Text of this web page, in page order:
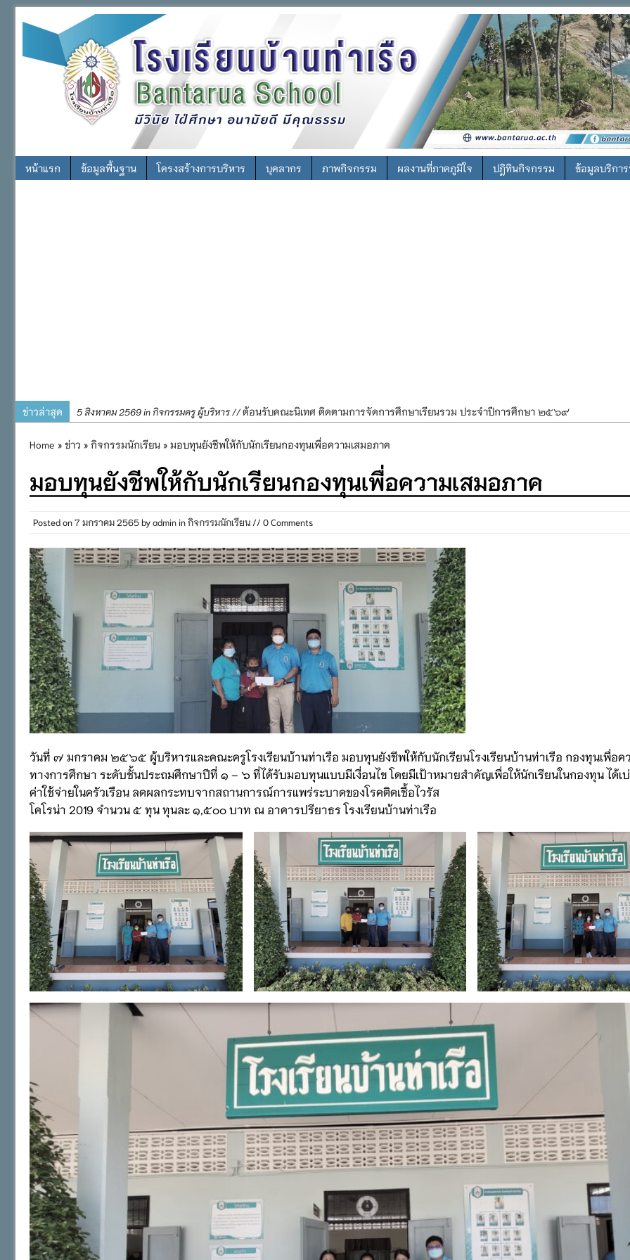
หน้าแรก ข้อมูลพื้นฐาน โครงสร้างการบริหาร บุคลากร ภาพกิจกรรม ผลงานที่ภาคภูมิใจ ปฎิทินกิจกรรม ข้อมูลบริกา
ข่าวล่าสุด 5 สิงหาคม 2569 in กิจกรรมครู ผู้บริหาร //ต้อนรับคณะนิเทศ ติดตามการจัดการศึกษาเรียนรวม ประจำปีการศึกษา ๒๕๖๙
31 กรกฎาคม 2569 in กิจกรรมครู ผู้บริหาร //
พิธีถวายเครื่องราชสักการะ วางพานพุ่ม และจุดเทียนถวายพระพรชัยมงคล เนื่องในโอกา
๒๕๖๙
31 กรกฎาคม 2569 in กิจกรรมนักเรียน //กิจกรรมถวายเทียนพรรษา สืบสานพระพุทธศาสนา เนื่องในวันอาสาฬหบูชาและวันเข้าพรรษา
31 กรกฎาคม 2569 in กิจกรรมนักเรียน //กิจกรรม SAFETY FOR KIDS เสริมสร้างวินัยและความปลอดภัยในการใช้รถใช้ถนน
Home » ข่าว » กิจกรรมนักเรียน » มอบทุนยังชีพให้กับนักเรียนกองทุนเพื่อความเสมอภาค
มอบทุนยังชีพให้กับนักเรียนกองทุนเพื่อความเสมอภาค
Posted on7 มกราคม 2565byadmininกิจกรรมนักเรียน // 0 Comments
วันที่ ๗ มกราคม ๒๕๖๕ ผู้บริหารและคณะครูโรงเรียนบ้านท่าเรือ มอบทุนยังชีพให้กับนักเรียนโรงเรียนบ้านท่าเรือ กองทุนเพื่อค
ทางการศึกษา ระดับชั้นประถมศึกษาปีที่ ๑ – ๖ ที่ได้รับมอบทุนแบบมีเงื่อนไข โดยมีเป้าหมายสำคัญเพื่อให้นักเรียนในกองทุน ได้เบ่
ค่าใช้จ่ายในครัวเรือน ลดผลกระทบจากสถานการณ์การแพร่ระบาดของโรคติดเชื้อไวรัส
โคโรน่า 2019 จำนวน ๕ ทุน ทุนละ ๑,๕๐๐ บาท ณ อาคารปรียาธร โรงเรียนบ้านท่าเรือ